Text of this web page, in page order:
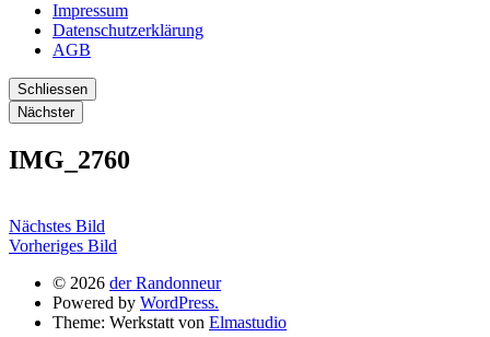
Impressum
Datenschutzerklärung
AGB
Schliessen
Nächster
IMG_2760
Nächstes Bild
Vorheriges Bild
© 2026 der Randonneur
Powered by WordPress.
Theme: Werkstatt von Elmastudio